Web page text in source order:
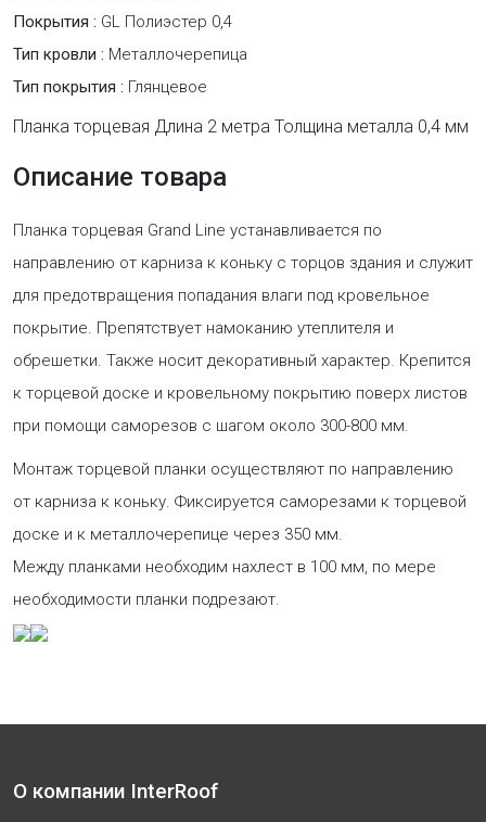
Покрытия : GL Полиэстер 0,4
Тип кровли : Металлочерепица
Тип покрытия : Глянцевое
Планка торцевая Длина 2 метра Толщина металла 0,4 мм
Описание товара
Планка торцевая Grand Line устанавливается по
направлению от карниза к коньку с торцов здания и служит
для предотвращения попадания влаги под кровельное
покрытие. Препятствует намоканию утеплителя и
обрешетки. Также носит декоративный характер. Крепится
к торцевой доске и кровельному покрытию поверх листов
при помощи саморезов с шагом около 300-800 мм.
Монтаж торцевой планки осуществляют по направлению
от карниза к коньку. Фиксируется саморезами к торцевой
доске и к металлочерепице через 350 мм.
Между планками необходим нахлест в 100 мм, по мере
необходимости планки подрезают.
О компании InterRoof